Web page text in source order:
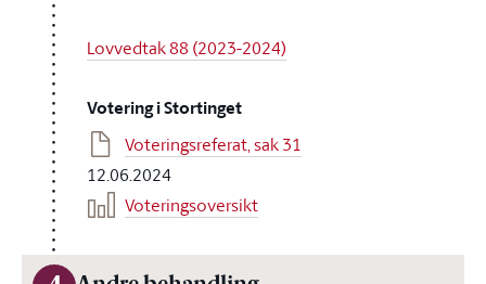
Lovvedtak 88 (2023-2024)
Votering i Stortinget
Voteringsreferat, sak 31
12.06.2024
Voteringsoversikt